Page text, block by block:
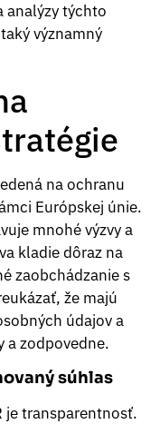
analýzy týchto
významný
na ochranu
Európskej únie.
mnohé výzvy a
kladie dôraz na
zaobchádzanie s
že majú
údajov a
a zodpovedne.
súhlas
je transparentnosť.